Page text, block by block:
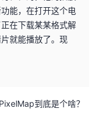
能，在打开这个电
在下载某某格式解
就能播放了。现
到底是个啥？